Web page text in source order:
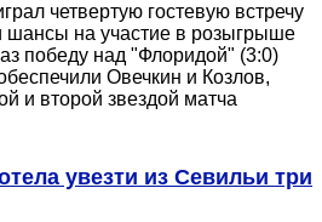
четвертую гостевую встречу
шансы на участие в розыгрыше
победу над "Флоридой" (3:0)
Овечкин и Козлов,
и второй звездой матча
увезти из Севильи три